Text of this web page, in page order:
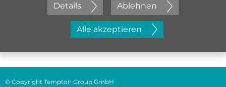
Jetzt initiativ bewerben
Details Ablehnen
Alle akzeptieren
© Copyright Tempton Group GmbH